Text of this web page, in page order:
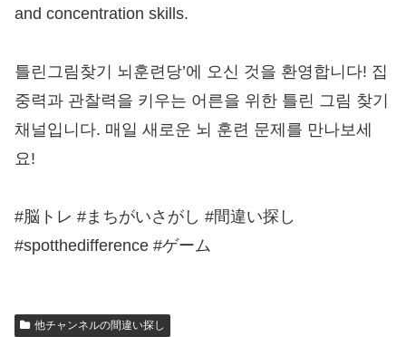
and concentration skills.
틀린그림찾기 뇌훈련당’에 오신 것을 환영합니다! 집
중력과 관찰력을 키우는 어른을 위한 틀린 그림 찾기
채널입니다. 매일 새로운 뇌 훈련 문제를 만나보세
요!
#脳トレ #まちがいさがし #間違い探し
#spotthedifference #ゲーム
他チャンネルの間違い探し